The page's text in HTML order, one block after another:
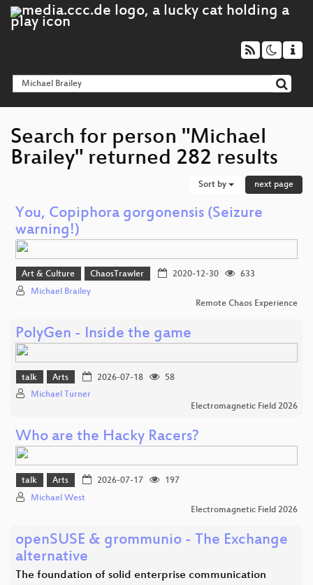
Search for person "Michael
Brailey" returned 282 results
Sort by next page
You, Copiphora gorgonensis (Seizure
warning!)
Art & Culture ChaosTrawler 2020-12-30
633
Michael Brailey
Remote Chaos Experience
PolyGen - Inside the game
talk Arts 2026-07-18
58
Michael Turner
Electromagnetic Field 2026
Who are the Hacky Racers?
talk Arts 2026-07-17
197
Michael West
Electromagnetic Field 2026
openSUSE & grommunio - The Exchange
alternative
The foundation of solid enterprise communication